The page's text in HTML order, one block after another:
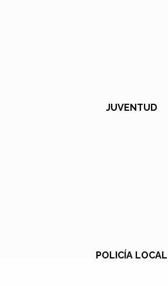
JUVENTUD
POLICÍA LOCAL